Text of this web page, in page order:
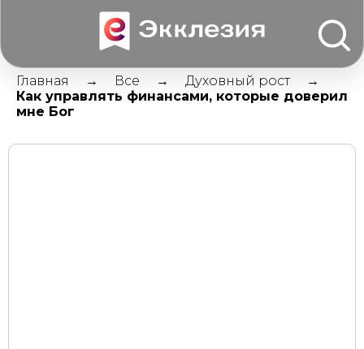
Главная Все
Духовный рост
Как управлять финансами, которые доверил
мне Бог